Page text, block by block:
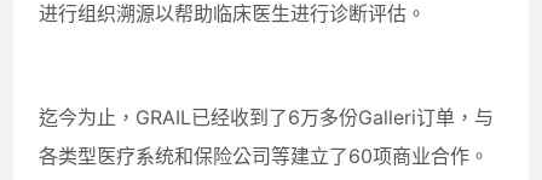
进行组织溯源以帮助临床医生进行诊断评估。
迄今为止，GRAIL已经收到了6万多份Galleri订单，与
各类型医疗系统和保险公司等建立了60项商业合作。